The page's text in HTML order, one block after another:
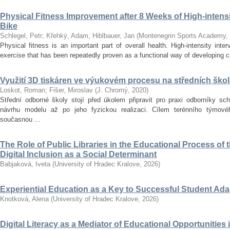
Physical Fitness Improvement after 8 Weeks of High-
Bike
Schlegel, Petr; Křehký, Adam; Hiblbauer, Jan (Montenegrin Sports Academy,
Physical fitness is an important part of overall health. High-intensity
exercise that has been repeatedly proven as a functional way of developing
Využití 3D tiskáren ve výukovém procesu na středních
Loskot, Roman; Fišer, Miroslav (J. Chromý, 2020)
Střední odborné školy stojí před úkolem připravit pro praxi odborníky
návrhu modelu až po jeho fyzickou realizaci. Cílem terénního
současnou ...
The Role of Public Libraries in the Educational Process of
Digital Inclusion as a Social Determinant
Babjaková, Iveta (University of Hradec Kralove, 2026)
Experiential Education as a Key to Successful Student
Knotková, Alena (University of Hradec Kralove, 2026)
Digital Literacy as a Mediator of Educational Opportunities